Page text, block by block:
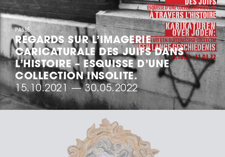
PASSÉ
REGARDS SUR L’IMAGERIE
CARICATURALE DES JUIFS DANS
L’HISTOIRE – ESQUISSE D’UNE
COLLECTION INSOLITE.
15.10.2021—30.05.2022